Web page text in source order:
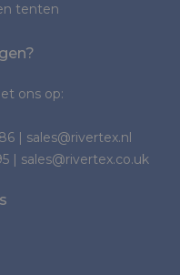
tenten
ons op:
| sales@rivertex.nl
| sales@rivertex.co.uk